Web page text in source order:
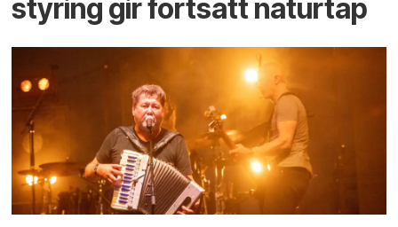
styring gir fortsatt naturtap